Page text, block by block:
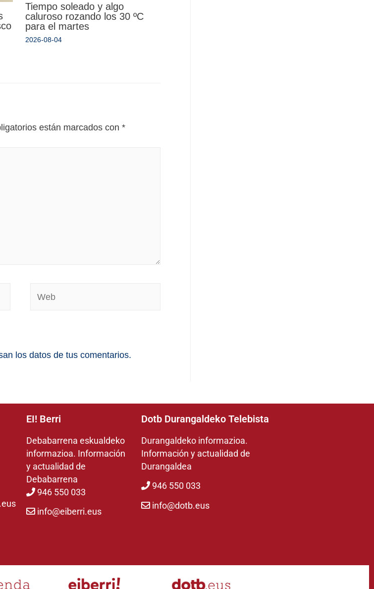
Tiempo soleado y algo
caluroso rozando los 30 ºC
para el martes
2026-08-04
están marcados con *
los datos de tus comentarios.
EI! Berri
Debabarrena eskualdeko
informazioa. Información
y actualidad de
Debabarrena
946 550 033
info@eiberri.eus
Dotb Durangaldeko Telebista
Durangaldeko informazioa.
Información y actualidad de
Durangaldea
946 550 033
info@dotb.eus